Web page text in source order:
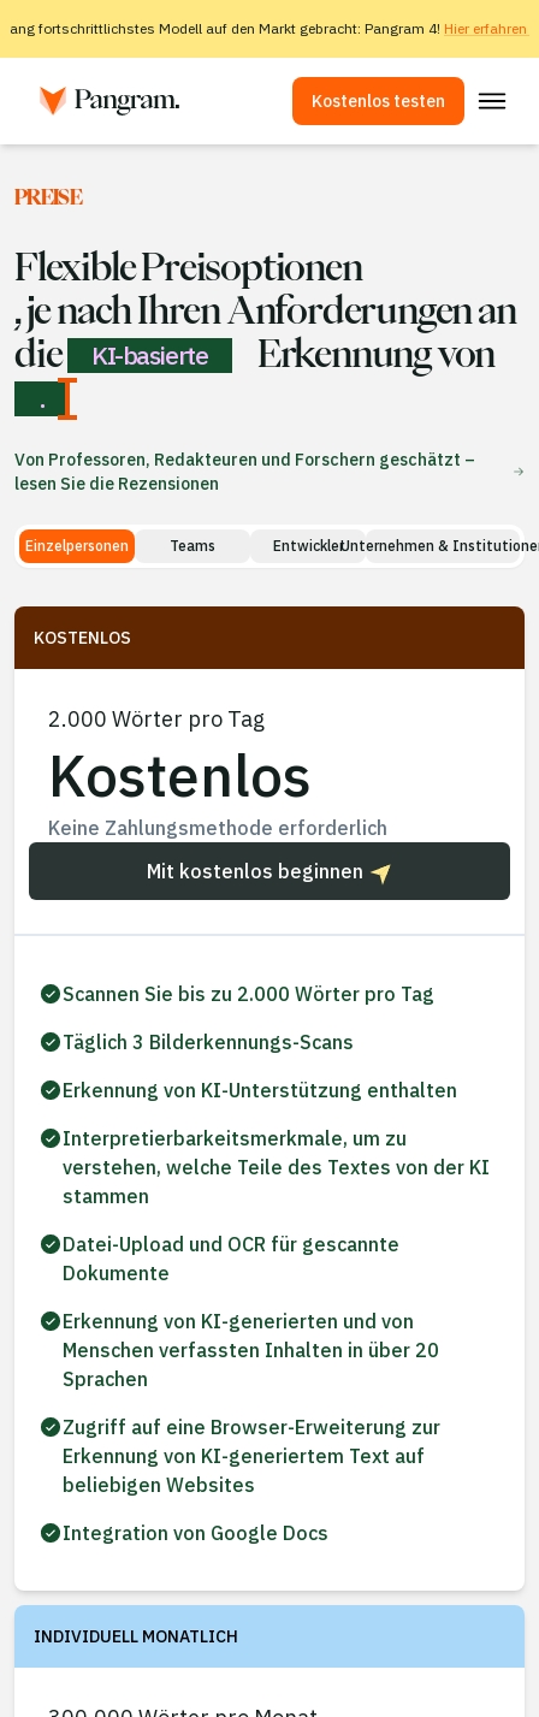
fortschrittlichstes Modell auf den Markt gebracht: Pangram 4! Hier erfahren
Kostenlos testen
Bilddetektor
Browser-Erweiterung
API
Integrationen
Erkennung mehrsprachiger Inhalte mittels KI
Anwendungsfälle
Blog
Vertrieb kontaktieren
Kostenlos testen
PREISE
Flexible Preisoptionen
, je nach Ihren Anforderungen an
die
KI-basierte Erkennung von
.
Von Professoren, Redakteuren und Forschern geschätzt –
lesen Sie die Rezensionen
Einzelpersonen Teams EntwicklerUnternehmen &
KOSTENLOS
2.000 Wörter pro Tag
Kostenlos
Keine Zahlungsmethode erforderlich
Mit kostenlos beginnen
Scannen Sie bis zu 2.000 Wörter pro Tag
Täglich 3 Bilderkennungs-Scans
Erkennung von KI-Unterstützung enthalten
Interpretierbarkeitsmerkmale, um zu
verstehen, welche Teile des Textes von der KI
stammen
Datei-Upload und OCR für gescannte
Dokumente
Erkennung von KI-generierten und von
Menschen verfassten Inhalten in über 20
Sprachen
Zugriff auf eine Browser-Erweiterung zur
Erkennung von KI-generiertem Text auf
beliebigen Websites
Integration von Google Docs
INDIVIDUELL MONATLICH